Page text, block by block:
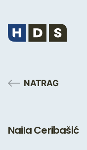
NATRAG
Naila Ceribašić